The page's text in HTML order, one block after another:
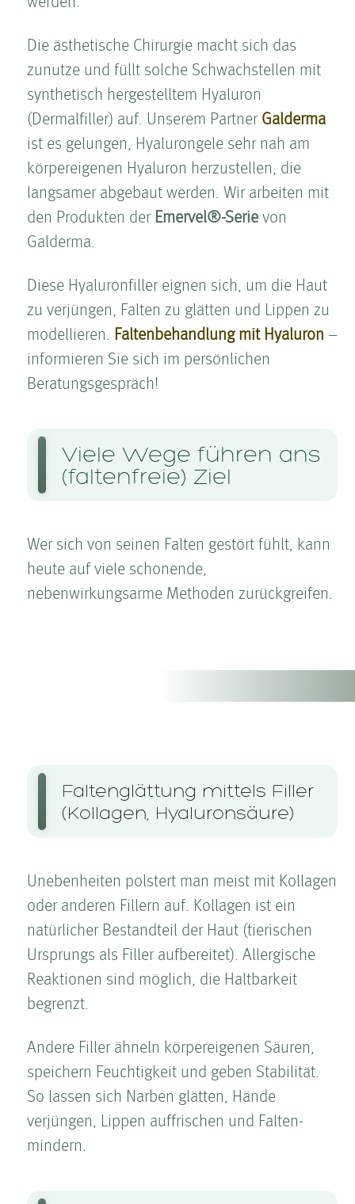
Die ästhetische Chirurgie macht sich das
zunutze und füllt solche Schwachstellen mit
synthetisch hergestelltem Hyaluron
(Dermalfiller) auf. Unserem Partner Galderma
ist es gelungen, Hyalurongele sehr nah am
körpereigenen Hyaluron herzustellen, die
langsamer abgebaut werden. Wir arbeiten mit
den Produkten der Emervel®-Serie von
Galderma.
Diese Hyaluronfiller eignen sich, um die Haut
zu verjüngen, Falten­ zu glätten und Lippen zu
modellieren. Falten­behandlung mit Hyaluron –
informieren Sie sich im persönlichen
Beratungs­gespräch!
Viele Wege führen ans
(faltenfreie) Ziel
Wer sich von seinen Falten­ gestört fühlt, kann
heute auf viele schonende,
nebenwirkungsarme Methoden zurückgreifen.
Falten­glättung mittels Filler
(Kollagen, Hyaluronsäure)
Unebenheiten polstert man meist mit Kollagen
oder anderen Fillern auf. Kollagen ist ein
natürlicher Bestandteil der Haut (tierischen
Ursprungs als Filler aufbereitet). Allergische
Reaktionen sind möglich, die Haltbarkeit
begrenzt.
Andere Filler ähneln körpereigenen Säuren,
speichern Feuchtigkeit und geben Stabilität.
So lassen sich Narben glätten, Hände
verjüngen, Lippen auffrischen und Falten­
mindern.